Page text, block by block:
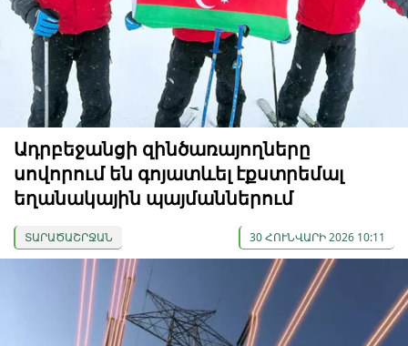
Ադրբեջանցի զինծառայողները
սովորում են գոյատևել էքստրեմալ
եղանակային պայմաններում
ՏԱՐԱԾԱՇՐՋԱՆ 30 ՀՈՒՆՎԱՐԻ 2026 10:11